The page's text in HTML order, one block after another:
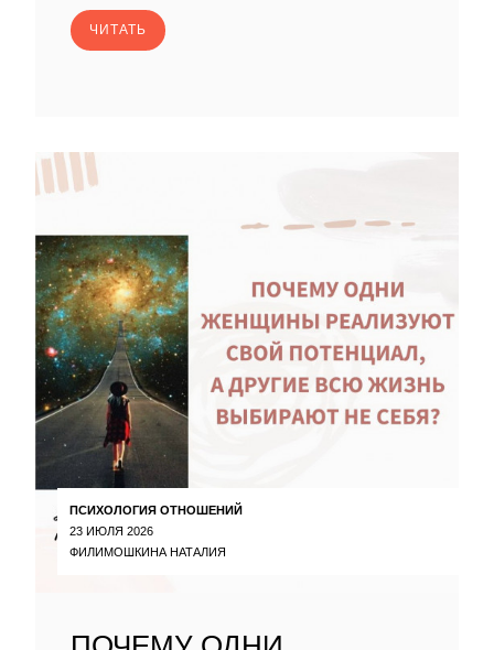
ЧИТАТЬ
ПСИХОЛОГИЯ ОТНОШЕНИЙ
23 ИЮЛЯ 2026
ФИЛИМОШКИНА НАТАЛИЯ